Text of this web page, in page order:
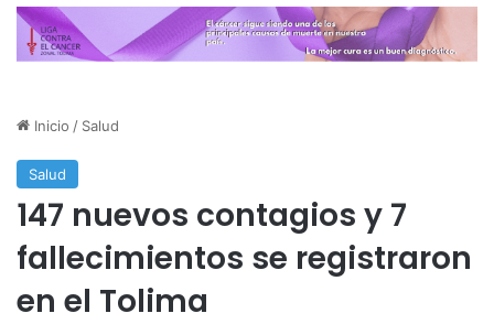
Inicio / Salud
Salud
147 nuevos contagios y 7
fallecimientos se registraron
en el Tolima